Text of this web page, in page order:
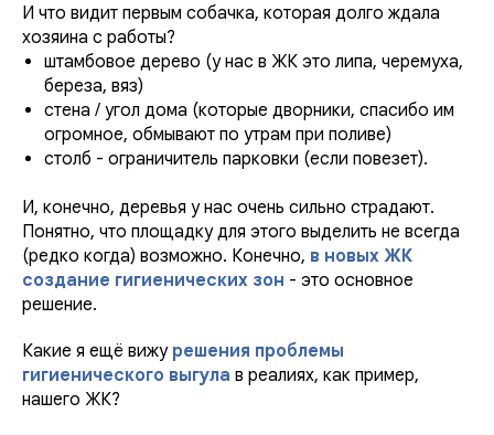
И что видит первым собачка, которая долго ждала
хозяина с работы?
штамбовое дерево (у нас в ЖК это липа, черемуха,
береза, вяз)
стена / угол дома (которые дворники, спасибо им
огромное, обмывают по утрам при поливе)
столб - ограничитель парковки (если повезет).
И, конечно, деревья у нас очень сильно страдают.
Понятно, что площадку для этого выделить не всегда
(редко когда) возможно. Конечно, в новых ЖК
создание гигиенических зон - это основное
решение.
Какие я ещё вижу решения проблемы
гигиенического выгула в реалиях, как пример,
нашего ЖК?